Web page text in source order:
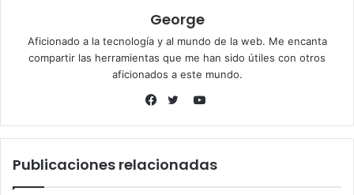
George
Aficionado a la tecnología y al mundo de la web. Me encanta
compartir las herramientas que me han sido útiles con otros
aficionados a este mundo.
YouTube
Publicaciones relacionadas